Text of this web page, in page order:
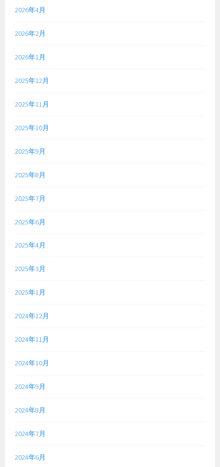
2026年4月
2026年2月
2026年1月
2025年12月
2025年11月
2025年10月
2025年9月
2025年8月
2025年7月
2025年6月
2025年4月
2025年3月
2025年1月
2024年12月
2024年11月
2024年10月
2024年9月
2024年8月
2024年7月
2024年6月